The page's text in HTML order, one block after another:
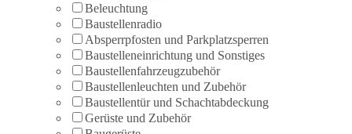
Beleuchtung
Baustellenradio
Absperrpfosten und Parkplatzsperren
Baustelleneinrichtung und Sonstiges
Baustellenfahrzeugzubehör
Baustellenleuchten und Zubehör
Baustellentür und Schachtabdeckung
Gerüste und Zubehör